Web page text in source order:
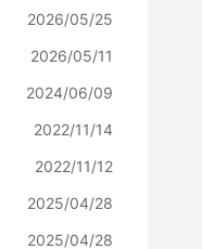
2026/05/25
2026/05/11
2024/06/09
2022/11/14
2022/11/12
2025/04/28
2025/04/28